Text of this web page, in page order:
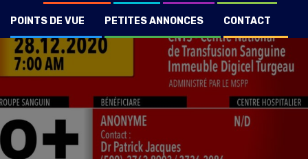
POINTS DE VUE PETITES ANNONCES CONTACT